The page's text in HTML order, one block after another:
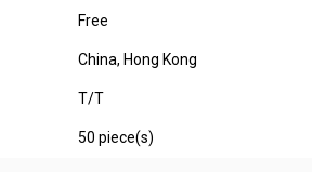
Free
China, Hong Kong
T/T
50 piece(s)